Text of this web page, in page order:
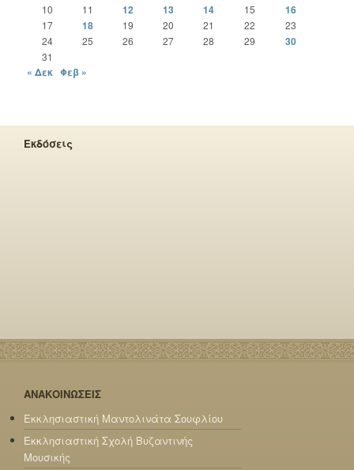
10 11 12 13 14 15 16
17 18 19 20 21 22
23
24
25 26 27 28 29 30
31
« Δεκ Φεβ »
Εκδόσεις
ΑΝΑΚΟΙΝΩΣΕΙΣ
Εκκλησιαστική Μαντολινάτα Σουφλίου
Εκκλησιαστική Σχολή Βυζαντινής
Μουσικής